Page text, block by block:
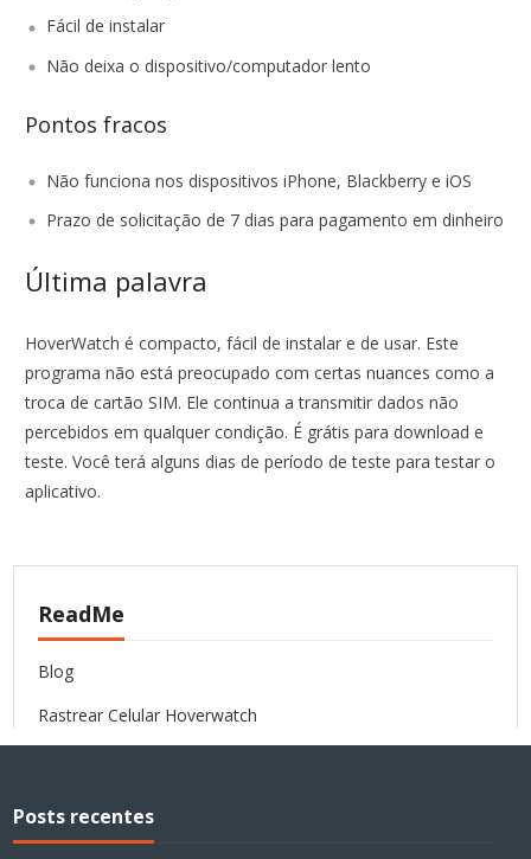
Fácil de instalar
Não deixa o dispositivo/computador lento
Pontos fracos
Não funciona nos dispositivos iPhone, Blackberry e iOS
Prazo de solicitação de 7 dias para pagamento em dinheiro
Última palavra
HoverWatch é compacto, fácil de instalar e de usar. Este
programa não está preocupado com certas nuances como a
troca de cartão SIM. Ele continua a transmitir dados não
percebidos em qualquer condição. É grátis para download e
teste. Você terá alguns dias de período de teste para testar o
aplicativo.
ReadMe
Blog
Rastrear Celular Hoverwatch
Posts recentes